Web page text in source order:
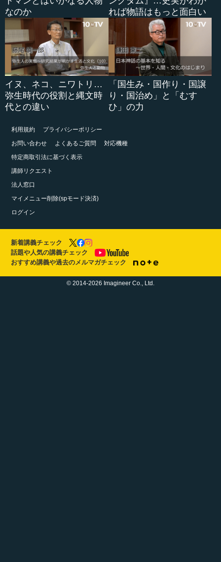
なのか
れば物語はもっと面白い
イヌ、ネコ、ニワトリ…
弥生時代の役割と縄文時
代との違い
「国生み・国作り・国譲
り・国治め」と「むす
ひ」の力
利用規約
プライバシーポリシー
お問い合わせ
よくあるご質問
対応機種
特定商取引法に基づく表示
講師リクエスト
法人窓口
マイメニュー削除(spモード決済)
ログイン
新着講義チェック
話題や人気の講義チェック
おすすめ講義や過去のメルマガチェック
© 2014-2026 Imagineer Co., Ltd.